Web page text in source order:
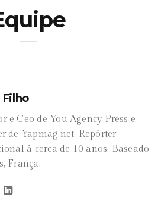
Filho
e Ceo de You Agency Press e
de Yapmag.net. Repórter
à cerca de 10 anos. Baseado
França.